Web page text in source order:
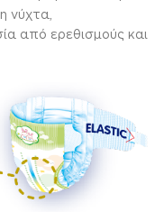
νύχτα,
από ερεθισμούς και